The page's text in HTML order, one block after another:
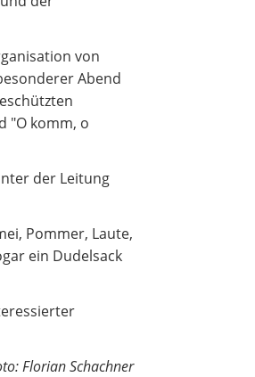
von
Abend
"O komm, o
der Leitung
Pommer, Laute,
ein Dudelsack
Florian Schachner